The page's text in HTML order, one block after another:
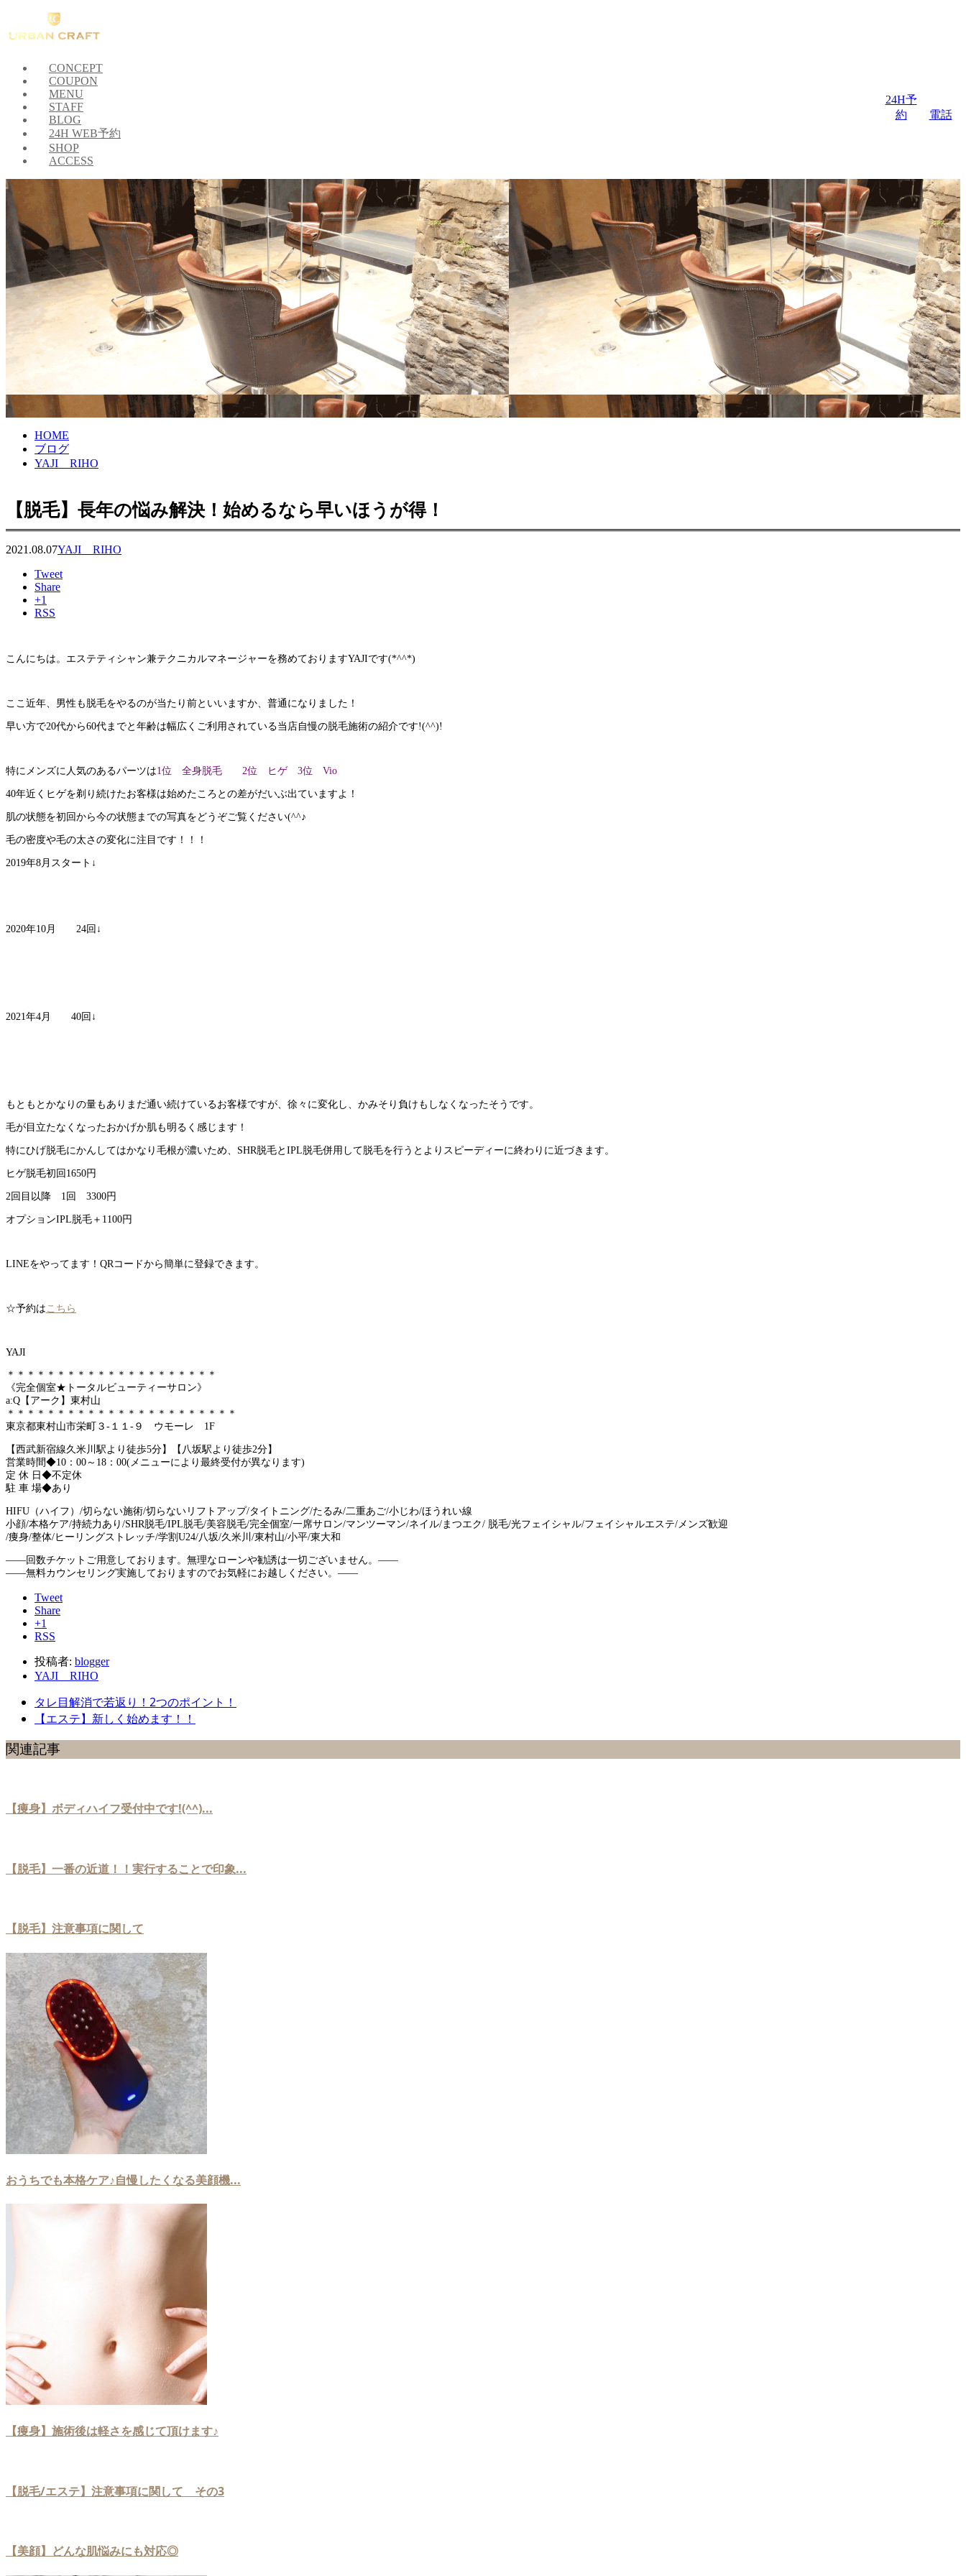
24H予
約
電話
CONCEPT
COUPON
MENU
STAFF
BLOG
24H WEB予約
SHOP
ACCESS
HOME
ブログ
YAJI RIHO
【脱毛】長年の悩み解決！始めるなら早いほうが得！
2021.08.07YAJI RIHO
Tweet
Share
+1
RSS
こんにちは。エステティシャン兼テクニカルマネージャーを務めておりますYAJIです(*^^*)
ここ近年、男性も脱毛をやるのが当たり前といいますか、普通になりました！
早い方で20代から60代までと年齢は幅広くご利用されている当店自慢の脱毛施術の紹介です!(^^)!
特にメンズに人気のあるパーツは1位 全身脱毛 2位 ヒゲ 3位 Vio
40年近くヒゲを剃り続けたお客様は始めたころとの差がだいぶ出ていますよ！
肌の状態を初回から今の状態までの写真をどうぞご覧ください(^^♪
毛の密度や毛の太さの変化に注目です！！！
2019年8月スタート↓
2020年10月 24回↓
2021年4月 40回↓
もともとかなりの量もありまだ通い続けているお客様ですが、徐々に変化し、かみそり負けもしなくなったそうです。
毛が目立たなくなったおかげか肌も明るく感じます！
特にひげ脱毛にかんしてはかなり毛根が濃いため、SHR脱毛とIPL脱毛併用して脱毛を行うとよりスピーディーに終わりに近づきます。
ヒゲ脱毛初回1650円
2回目以降 1回 3300円
オプションIPL脱毛＋1100円
LINEをやってます！QRコードから簡単に登録できます。
☆予約は こちら
YAJI
＊＊＊＊＊＊＊＊＊＊＊＊＊＊＊＊＊＊＊＊＊
《完全個室★トータルビューティーサロン》
a:Q【アーク】東村山
＊＊＊＊＊＊＊＊＊＊＊＊＊＊＊＊＊＊＊＊＊＊＊
東京都東村山市栄町３-１１-９ ウモーレ 1F
【西武新宿線久米川駅より徒歩5分】【八坂駅より徒歩2分】
営業時間◆10：00～18：00(メニューにより最終受付が異なります)
定 休 日◆不定休
駐 車 場◆あり
HIFU（ハイフ）/切らない施術/切らないリフトアップ/タイトニング/たるみ/二重あご/小じわ/ほうれい線
小顔/本格ケア/持続力あり/SHR脱毛/IPL脱毛/美容脱毛/完全個室/一席サロン/マンツーマン/ネイル/まつエク/ 脱毛/光フェイシャル/フェイシャルエステ/メンズ歓迎
/痩身/整体/ヒーリングストレッチ/学割U24/八坂/久米川/東村山/小平/東大和
――回数チケットご用意しております。無理なローンや勧誘は一切ございません。――
――無料カウンセリング実施しておりますのでお気軽にお越しください。――
Tweet
Share
+1
RSS
投稿者: blogger
YAJI RIHO
タレ目解消で若返り！2つのポイント！
【エステ】新しく始めます！！
関連記事
【痩身】ボディハイフ受付中です!(^^)...
【脱毛】一番の近道！！実行することで印象...
【脱毛】注意事項に関して
おうちでも本格ケア♪自慢したくなる美顔機...
【痩身】施術後は軽さを感じて頂けます♪
【脱毛/エステ】注意事項に関して その3
【美顔】どんな肌悩みにも対応◎